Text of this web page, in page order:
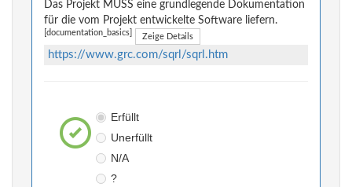
Das Projekt MUSS eine grundlegende Dokumentation
für die vom Projekt entwickelte Software liefern.
[documentation_basics] Zeige Details
https://www.grc.com/sqrl/sqrl.htm
Erfüllt
Unerfüllt
N/A
?